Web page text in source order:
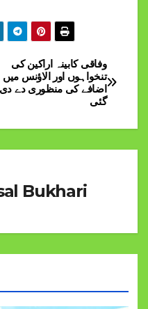
وفاقی کابینہ اراکین کی
تنخواہوں اور الاؤنس میں
اضافے کی منظوری دے دی
گئی
Bukhari